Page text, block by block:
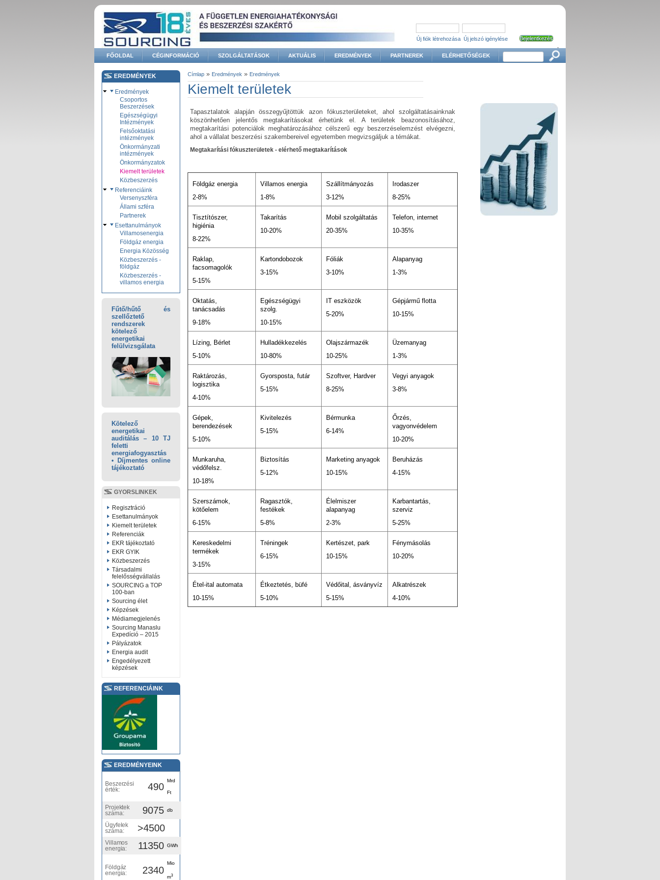
Új fiók létrehozása Új jelszó igénylése
'
FŐOLDAL CÉGINFORMÁCIÓ SZOLGÁLTATÁSOK AKTUÁLIS EREDMÉNYEK PARTNEREK ELÉRHETŐSÉGEK
Keresés űrlap
Keresés
EREDMÉNYEK
Eredmények
Csoportos
Beszerzések
Egészségügyi
Intézmények
Felsőoktatási
intézmények
Önkormányzati
intézmények
Önkormányzatok
Kiemelt területek
Közbeszerzés
Referenciáink
Versenyszféra
Állami szféra
Partnerek
Esettanulmányok
Villamosenergia
Földgáz energia
Energia Közösség
Közbeszerzés -
földgáz
Közbeszerzés -
villamos energia
Fűtő/hűtő és
szellőztető
rendszerek
kötelező
energetikai
felülvizsgálata
Kötelező
energetikai
auditálás – 10 TJ
feletti
energiafogyasztás
• Díjmentes online
tájékoztató
GYORSLINKEK
Regisztráció
Esettanulmányok
Kiemelt területek
Referenciák
EKR tájékoztató
EKR GYIK
Közbeszerzés
Társadalmi
felelősségvállalás
SOURCING a TOP
100-ban
Sourcing élet
Képzések
Médiamegjelenés
Sourcing Manaslu
Expedíció – 2015
Pályázatok
Energia audit
Engedélyezett
képzések
REFERENCIÁINK
EREDMÉNYEINK
Beszerzési
érték:
490
Mrd
Ft
Projektek
száma:
9075 db
Ügyfelek
száma:
>4500
Villamos
energia:
11350 GWh
Földgáz
energia:
2340
Mio
m3
Jelenlegi hely
Címlap » Eredmények » Eredmények
Kiemelt területek
Tapasztalatok alapján összegyűjtöttük azon fókuszterületeket, ahol szolgáltatásainknak
köszönhetően jelentős megtakarításokat érhetünk el. A területek beazonosításához,
megtakarítási potenciálok meghatározásához célszerű egy beszerzéselemzést elvégezni,
ahol a vállalat beszerzési szakembereivel egyetemben megvizsgáljuk a témákat.
Megtakarítási fókuszterületek - elérhető megtakarítások
Földgáz energia
2-8%
Villamos energia
1-8%
Szállítmányozás
3-12%
Irodaszer
8-25%
Tisztítószer,
higiénia
8-22%
Takarítás
10-20%
Mobil szolgáltatás
20-35%
Telefon, internet
10-35%
Raklap,
facsomagolók
5-15%
Kartondobozok
3-15%
Fóliák
3-10%
Alapanyag
1-3%
Oktatás,
tanácsadás
9-18%
Egészségügyi
szolg.
10-15%
IT eszközök
5-20%
Gépjármű flotta
10-15%
Lízing, Bérlet
5-10%
Hulladékkezelés
10-80%
Olajszármazék
10-25%
Üzemanyag
1-3%
Raktározás,
logisztika
4-10%
Gyorsposta, futár
5-15%
Szoftver, Hardver
8-25%
Vegyi anyagok
3-8%
Gépek,
berendezések
5-10%
Kivitelezés
5-15%
Bérmunka
6-14%
Őrzés,
vagyonvédelem
10-20%
Munkaruha,
védőfelsz.
10-18%
Biztosítás
5-12%
Marketing anyagok
10-15%
Beruházás
4-15%
Szerszámok,
kötőelem
6-15%
Ragasztók,
festékek
5-8%
Élelmiszer
alapanyag
2-3%
Karbantartás,
szerviz
5-25%
Kereskedelmi
termékek
3-15%
Tréningek
6-15%
Kertészet, park
10-15%
Fénymásolás
10-20%
Étel-ital automata
10-15%
Étkeztetés, büfé
5-10%
Védőital, ásványvíz
5-15%
Alkatrészek
4-10%